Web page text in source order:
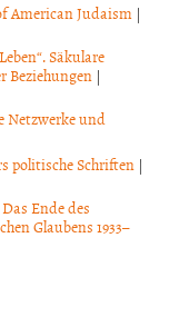
American Judaism |
Säkulare
Beziehungen |
Netzwerke und
politische Schriften |
Ende des
Glaubens 1933–